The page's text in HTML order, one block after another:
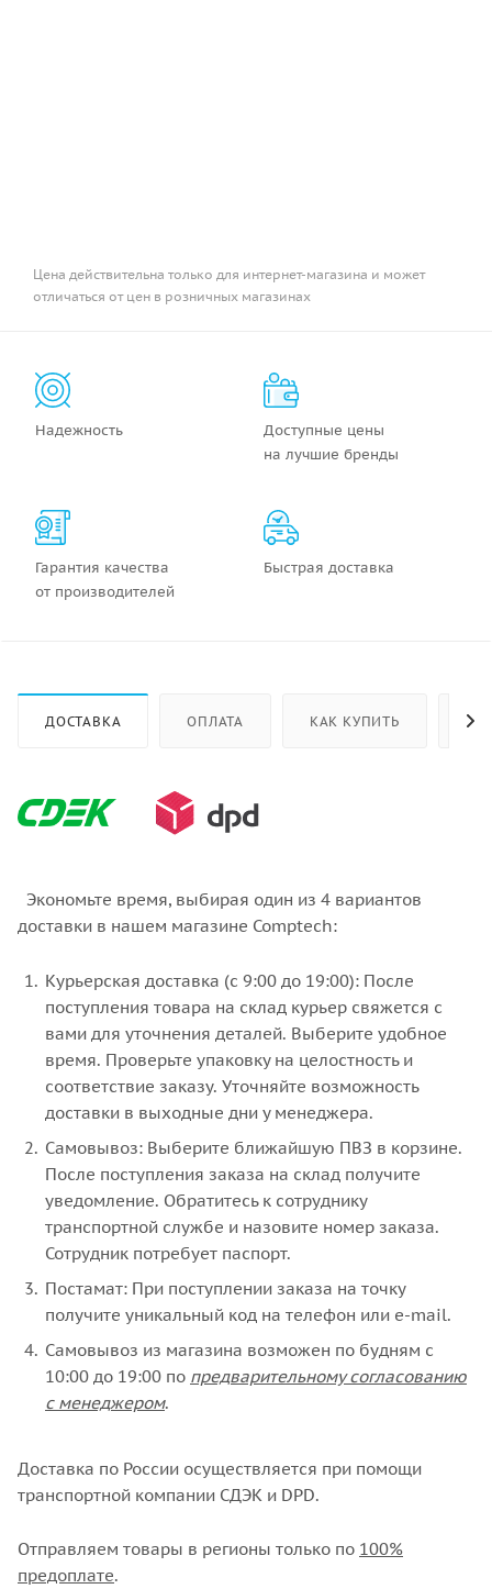
Цена действительна только для интернет-магазина и может
отличаться от цен в розничных магазинах
Надежность
Доступные цены
на лучшие бренды
Гарантия качества
от производителей
Быстрая доставка
ДОСТАВКА ОПЛАТА КАК КУПИТЬ
Экономьте время, выбирая один из 4 вариантов
доставки в нашем магазине Comptech:
Курьерская доставка (с 9:00 до 19:00): После
поступления товара на склад курьер свяжется с
вами для уточнения деталей. Выберите удобное
время. Проверьте упаковку на целостность и
соответствие заказу. Уточняйте возможность
доставки в выходные дни у менеджера.
Самовывоз: Выберите ближайшую ПВЗ в корзине.
После поступления заказа на склад получите
уведомление. Обратитесь к сотруднику
транспортной службе и назовите номер заказа.
Сотрудник потребует паспорт.
Постамат: При поступлении заказа на точку
получите уникальный код на телефон или e-mail.
Самовывоз из магазина возможен по будням с
10:00 до 19:00 по предварительному согласованию
с менеджером.
Доставка по России осуществляется при помощи
транспортной компании СДЭК и DPD.
Отправляем товары в регионы только по 100%
предоплате.